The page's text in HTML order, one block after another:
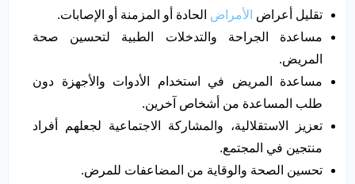
تقليل أعراض الأمراض الحادة أو المزمنة أو الإصابات.
مساعدة الجراحة والتدخلات الطبية لتحسين صحة
المريض.
مساعدة المريض في استخدام الأدوات والأجهزة دون
طلب المساعدة من أشخاص آخرين.
تعزيز الاستقلالية، والمشاركة الاجتماعية لجعلهم أفراد
منتجين في المجتمع.
تحسين الصحة والوقاية من المضاعفات للمرض.